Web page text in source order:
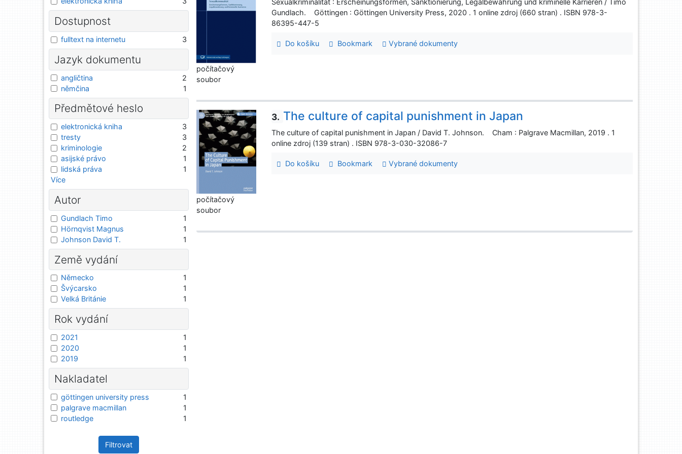
Sexualkriminalität : Erscheinungsformen, Sanktionierung, Legalbewährung und kriminelle Karrieren / Timo
Gundlach. Göttingen : Göttingen University Press, 2020 . 1 online zdroj (660 stran) . ISBN 978-3-
86395-447-5
Do košíku Bookmark Vybrané dokumenty
počítačový
soubor
3. The culture of capital punishment in Japan
The culture of capital punishment in Japan / David T. Johnson. Cham : Palgrave Macmillan, 2019 . 1
online zdroj (139 stran) . ISBN 978-3-030-32086-7
Do košíku Bookmark Vybrané dokumenty
počítačový
soubor
Dostupnost
fulltext na internetu 3
Jazyk dokumentu
angličtina
2
němčina
1
Předmětové heslo
elektronická kniha
3
tresty
3
kriminologie
2
asijské právo
1
lidská práva
1
Více
Autor
Gundlach Timo
1
Hörnqvist Magnus
1
Johnson David T.
1
Země vydání
Německo
1
Švýcarsko
1
Velká Británie
1
Rok vydání
2021
1
2020
1
2019
1
Nakladatel
göttingen university press
1
palgrave macmillan
1
routledge
1
Filtrovat